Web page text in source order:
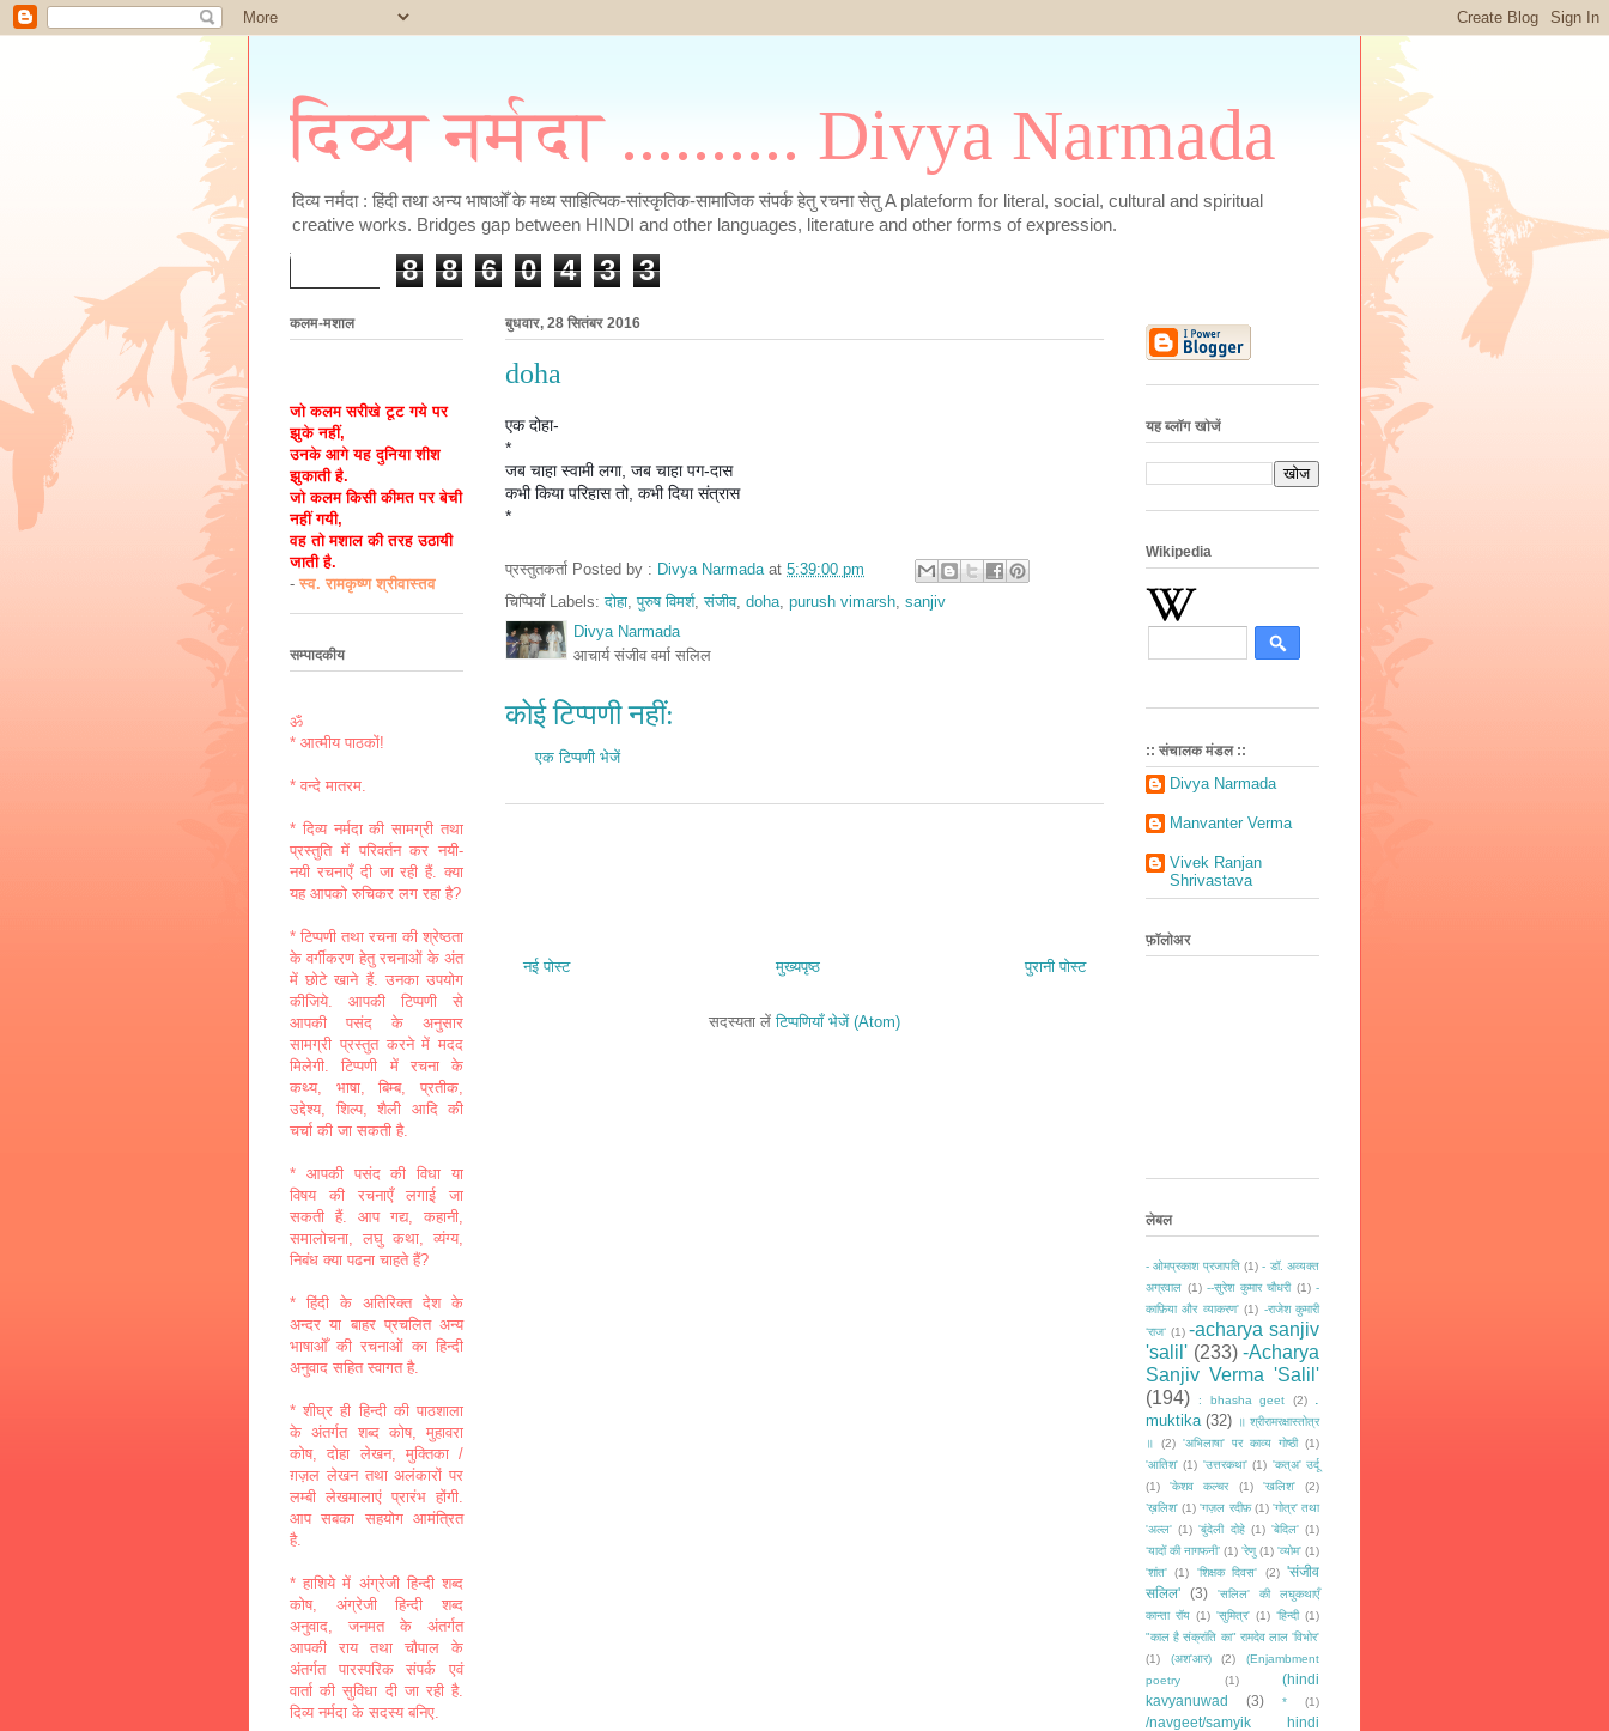
दिव्य नर्मदा .......... Divya Narmada
दिव्य नर्मदा : हिंदी तथा अन्य भाषाओँ के मध्य साहित्यिक-सांस्कृतिक-सामाजिक संपर्क हेतु रचना सेतु A plateform for literal, social, cultural and spiritual
creative works. Bridges gap between HINDI and other languages, literature and other forms of expression.
8 8 6 0 4 3 3
बुधवार, 28 सितंबर 2016
doha
एक दोहा-
*
जब चाहा स्वामी लगा, जब चाहा पग-दास
कभी किया परिहास तो, कभी दिया संत्रास
*
प्रस्तुतकर्ता Posted by : Divya Narmada at 5:39:00 pm
चिप्पियाँ Labels:दोहा ,पुरुष विमर्श,संजीव, doha purush vimarsh sanjiv
Divya Narmada
आचार्य संजीव वर्मा सलिल
कोई टिप्पणी नहीं:
एक टिप्पणी भेजें
नई पोस्ट पुरानी पोस्ट
मुख्यपृष्ठ
सदस्यता लेंटिप्पणियाँ भेजें (Atom)
कलम-मशाल
जो कलम सरीखे टूट गये पर
झुके नहीं,
उनके आगे यह दुनिया शीश
झुकाती है.
जो कलम किसी कीमत पर बेची
नहीं गयी,
वह तो मशाल की तरह उठायी
जाती है.
- स्व. रामकृष्ण श्रीवास्तव
सम्पादकीय
ॐ
* आत्मीय पाठकों!
* वन्दे मातरम.
* दिव्य नर्मदा की सामग्री तथा
प्रस्तुति में परिवर्तन कर नयी-
नयी रचनाएँ दी जा रही हैं. क्या
यह आपको रुचिकर लग रहा है?
* टिप्पणी तथा रचना की श्रेष्ठता
के वर्गीकरण हेतु रचनाओं के अंत
में छोटे खाने हैं. उनका उपयोग
कीजिये. आपकी टिप्पणी से
आपकी पसंद के अनुसार
सामग्री प्रस्तुत करने में मदद
मिलेगी. टिप्पणी में रचना के
कथ्य, भाषा, बिम्ब, प्रतीक,
उद्देश्य, शिल्प, शैली आदि की
चर्चा की जा सकती है.
* आपकी पसंद की विधा या
विषय की रचनाएँ लगाई जा
सकती हैं. आप गद्य, कहानी,
समालोचना, लघु कथा, व्यंग्य,
निबंध क्या पढना चाहते हैं?
* हिंदी के अतिरिक्त देश के
अन्दर या बाहर प्रचलित अन्य
भाषाओँ की रचनाओं का हिन्दी
अनुवाद सहित स्वागत है.
* शीघ्र ही हिन्दी की पाठशाला
के अंतर्गत शब्द कोष, मुहावरा
कोष, दोहा लेखन, मुक्तिका /
ग़ज़ल लेखन तथा अलंकारों पर
लम्बी लेखमालाएं प्रारंभ होंगी.
आप सबका सहयोग आमंत्रित
है.
* हाशिये में अंग्रेजी हिन्दी शब्द
कोष, अंग्रेजी हिन्दी शब्द
अनुवाद, जनमत के अंतर्गत
आपकी राय तथा चौपाल के
अंतर्गत पारस्परिक संपर्क एवं
वार्ता की सुविधा दी जा रही है.
दिव्य नर्मदा के सदस्य बनिए.
यह ब्लॉग खोजें
Wikipedia
:: संचालक मंडल ::
Divya Narmada
Manvanter Verma
Vivek Ranjan
Shrivastava
फ़ॉलोअर
लेबल
- ओमप्रकाश प्रजापति (1) - डॉ. अव्यक्त
अग्रवाल (1) --सुरेश कुमार चौधरी (1) -
काफ़िया और व्याकरण' (1) -राजेश कुमारी
‘राज‘ (1) -acharya sanjiv
'salil' (233) -Acharya
Sanjiv Verma 'Salil'
(194)
: bhasha geet (2)
muktika (32)
॥ श्रीरामरक्षास्तोत्र
॥
(2) 'अभिलाषा' पर काव्य गोष्ठी (1)
'आतिश' (1) 'उत्तरकथा' (1) 'कत्अ' उर्दू
(1)
'केशव कल्चर (1) 'खलिश'
(2)
’ख़लिश' (1) 'गज़ल रदीफ़ (1) 'गोत्र' तथा
'अल्ल' (1) 'बुंदेली दोहे (1) 'बेदिल' (1)
‘यादों की नागफनी’ (1) 'रेणु (1) 'व्योम' (1)
'शांत' (1) 'शिक्षक दिवस' (2) 'संजीव
सलिल'
(3)
'सलिल' की लघुकथाएँ
कान्ता रॉय (1) 'सुमित्र' (1) ‘हिन्दी (1)
"काल है संक्रांति का" रामदेव लाल 'विभोर'
(1)
(अश'आर) (2)
(Enjambment
poetry
(1)
(hindi
kavyanuwad
(3) * (1)
/navgeet/samyik hindi